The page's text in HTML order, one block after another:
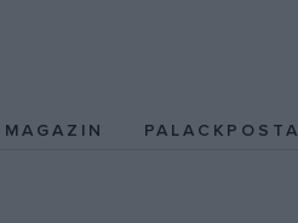
PALACKPOSTA